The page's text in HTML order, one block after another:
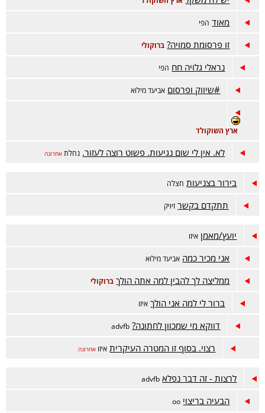
מאוד הפי
זו פרסומת סמויה? ברוקולי
נראלי גלויה חח הפי
#שיווק ופרסום אביעד מילוא
ארץ השוקולד
לא. אין לי שום נגיעות. פשוט רוצה לעזור. נחלת אחרונה
בירור בצניעות חצלה
תתקדם בקשר זיויק
יועץ/מאמן איזו
אני מכיר כמה אביעד מילוא
ממליצה לך להבין למה אתה הולך ברוקולי
ברור לי למה אני הולך איזו
דווקא מי שמכוון לחתונה? advfb
רצוי. בסוף זו המטרה העיקרית איזו אחרונה
לרצות - זה דבר נפלא advfb
הבעיה בריצוי oo